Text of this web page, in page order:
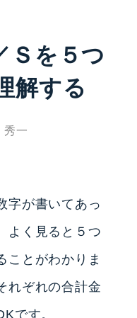
Ｓを５つ
解する
秀一
字が書いてあっ
よく見ると５つ
ことがわかりま
れぞれの合計金
です。